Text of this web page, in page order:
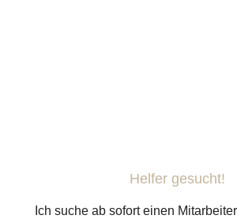
Helfer gesucht!
Ich suche ab sofort einen